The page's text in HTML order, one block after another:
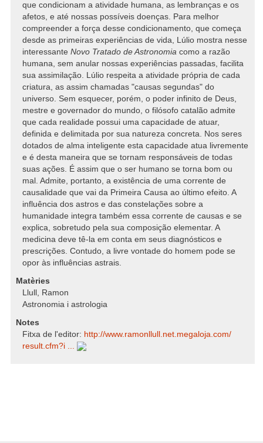
que condicionam a atividade humana, as lembranças e os
afetos, e até nossas possíveis doenças. Para melhor
compreender a força desse condicionamento, que começa
desde as primeiras experiências de vida, Lúlio mostra nesse
interessante Novo Tratado de Astronomia como a razão
humana, sem anular nossas experiências passadas, facilita
sua assimilação. Lúlio respeita a atividade própria de cada
criatura, as assim chamadas "causas segundas" do
universo. Sem esquecer, porém, o poder infinito de Deus,
mestre e governador do mundo, o filósofo catalão admite
que cada realidade possui uma capacidade de atuar,
definida e delimitada por sua natureza concreta. Nos seres
dotados de alma inteligente esta capacidade atua livremente
e é desta maneira que se tornam responsáveis de todas
suas ações. É assim que o ser humano se torna bom ou
mal. Admite, portanto, a existência de uma corrente de
causalidade que vai da Primeira Causa ao último efeito. A
influência dos astros e das constelações sobre a
humanidade integra também essa corrente de causas e se
explica, sobretudo pela sua composição elementar. A
medicina deve tê-la em conta em seus diagnósticos e
prescrições. Contudo, a livre vontade do homem pode se
opor às influências astrais.
Matèries
Llull, Ramon
Astronomia i astrologia
Notes
Fitxa de l'editor: http:/​/​www.ramonllull.net.megaloja.com/​
result.cfm?i ...